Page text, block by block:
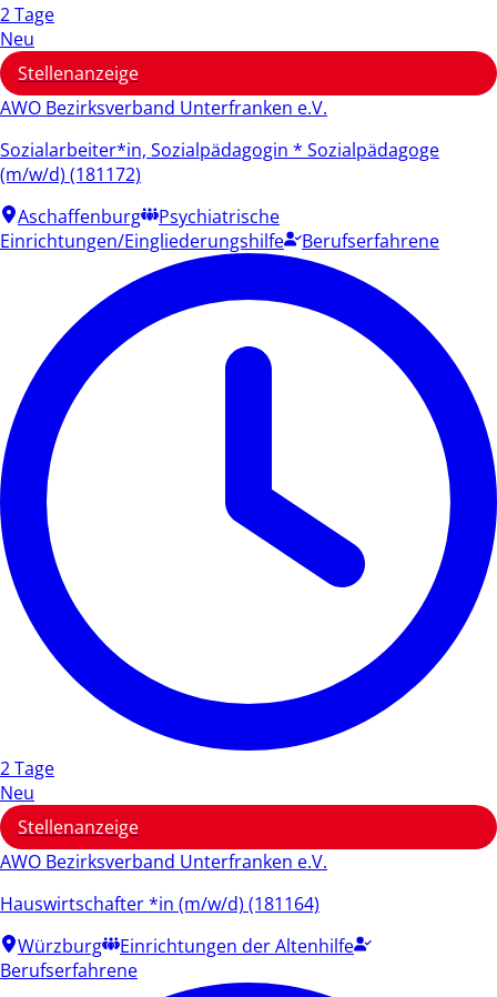
2 Tage
Neu
Stellenanzeige
AWO Bezirksverband Unterfranken e.V.
Sozialarbeiter*in, Sozialpädagogin * Sozialpädagoge
(m/w/d) (181172)
Aschaffenburg
Psychiatrische
Einrichtungen/Eingliederungshilfe
Berufserfahrene
2 Tage
Neu
Stellenanzeige
AWO Bezirksverband Unterfranken e.V.
Hauswirtschafter *in (m/w/d) (181164)
Würzburg
Einrichtungen der Altenhilfe
Berufserfahrene